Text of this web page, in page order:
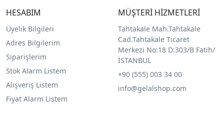
HESABIM
Üyelik Bilgileri
Adres Bilgilerim
Siparişlerim
Stok Alarm Listem
Alışveriş Listem
Fiyat Alarm Listem
MÜŞTERİ HİZMETLERİ
Tahtakale Mah.Tahtakale
Cad.Tahtakale Ticaret
Merkezi No:18 D:303/B Fatih/
İSTANBUL
+90 (555) 003 34 00
info@gelalshop.com